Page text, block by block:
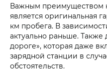
Важным преимуществом
является оригинальная
км пробега. В
актуально раньше. Также
дороге», которая даже
зарядной станции в
обстоятельств.